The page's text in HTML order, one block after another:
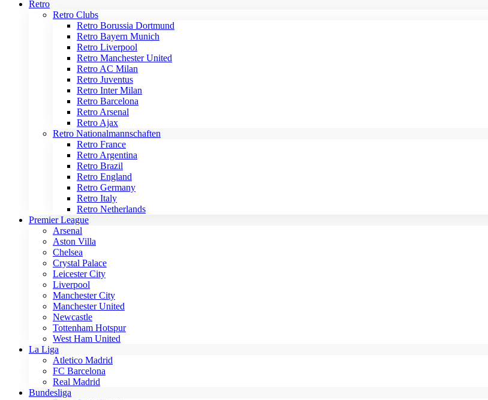
Retro
Retro Clubs
Retro Borussia Dortmund
Retro Bayern Munich
Retro Liverpool
Retro Manchester United
Retro AC Milan
Retro Juventus
Retro Inter Milan
Retro Barcelona
Retro Arsenal
Retro Ajax
Retro Nationalmannschaften
Retro France
Retro Argentina
Retro Brazil
Retro England
Retro Germany
Retro Italy
Retro Netherlands
Premier League
Arsenal
Aston Villa
Chelsea
Crystal Palace
Leicester City
Liverpool
Manchester City
Manchester United
Newcastle
Tottenham Hotspur
West Ham United
La Liga
Atletico Madrid
FC Barcelona
Real Madrid
Bundesliga